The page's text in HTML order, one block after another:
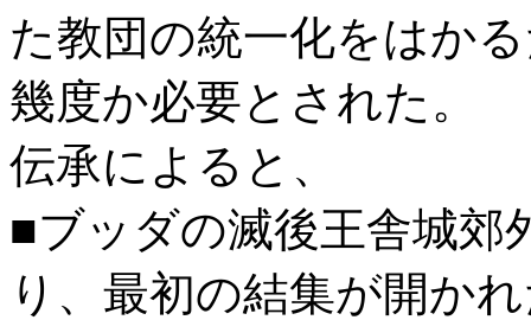
た教団の統一化をはか
幾度か必要とされた。
伝承によると、
■ブッダの滅後王舎城郊
り、最初の結集が開か